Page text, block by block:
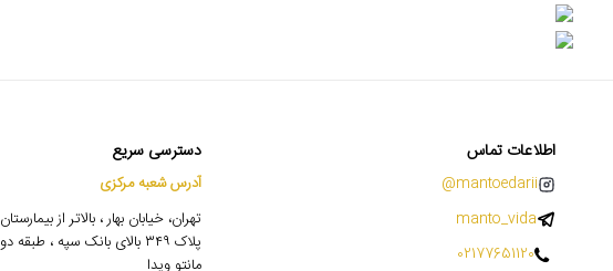
اطلاعات تماس
mantoedarii@
manto_vida
02177651120
دسترسی سریع
آدرس شعبه مرکزی
تهران، خیابان بهار ، بالاتر از
پلاک ۳۴۹ بالای بانک سپه ،
مانتو ویدا